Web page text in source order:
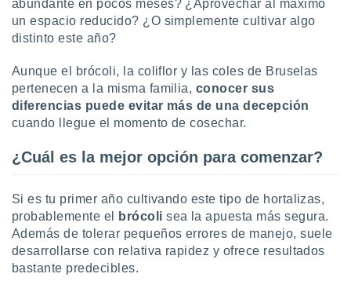
aceptar
de
En
que
sean
para
ni para
o
abundante en pocos meses? ¿Aprovechar al máximo
un espacio reducido? ¿O simplemente cultivar algo
distinto este año?
Aunque el brócoli, la coliflor y las coles de Bruselas
pertenecen a la misma familia, conocer sus
diferencias puede evitar más de una decepción
cuando llegue el momento de cosechar.
¿Cuál es la mejor opción para comenzar?
Si es tu primer año cultivando este tipo de hortalizas,
probablemente el
brócoli sea la apuesta más segura.
Además de tolerar pequeños errores de manejo, suele
desarrollarse con relativa rapidez y ofrece resultados
bastante predecibles.